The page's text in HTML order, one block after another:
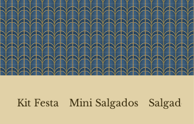
Kit Festa Mini Salgados Salgados